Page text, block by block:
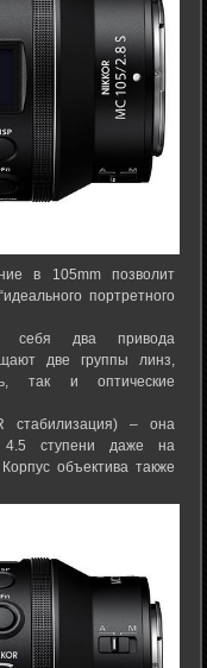
в 105mm позволит
портретного
в себя два привода
две группы линз,
так и оптические
стабилизация) – она
4.5 ступени даже на
объектива также